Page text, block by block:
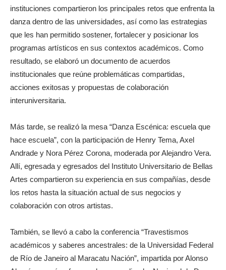
instituciones compartieron los principales retos que enfrenta la
danza dentro de las universidades, así como las estrategias
que les han permitido sostener, fortalecer y posicionar los
programas artísticos en sus contextos académicos. Como
resultado, se elaboró un documento de acuerdos
institucionales que reúne problemáticas compartidas,
acciones exitosas y propuestas de colaboración
interuniversitaria.
Más tarde, se realizó la mesa “Danza Escénica: escuela que
hace escuela”, con la participación de Henry Tema, Axel
Andrade y Nora Pérez Corona, moderada por Alejandro Vera.
Allí, egresada y egresados del Instituto Universitario de Bellas
Artes compartieron su experiencia en sus compañías, desde
los retos hasta la situación actual de sus negocios y
colaboración con otros artistas.
También, se llevó a cabo la conferencia “Travestismos
académicos y saberes ancestrales: de la Universidad Federal
de Río de Janeiro al Maracatu Nación”, impartida por Alonso